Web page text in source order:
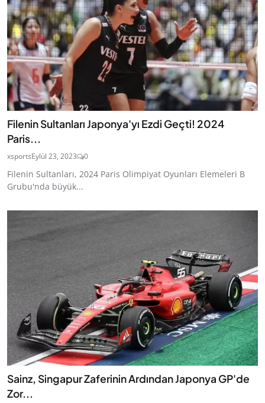
Filenin Sultanları Japonya'yı Ezdi Geçti! 2024
Paris...
xsportsEylül 23, 2023 0
Filenin Sultanları, 2024 Paris Olimpiyat Oyunları Elemeleri B
Grubu'nda büyük...
Sainz, Singapur Zaferinin Ardından Japonya GP'de
Zor...